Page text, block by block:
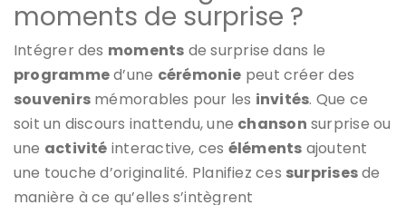
moments de surprise ?
Intégrer des moments de surprise dans le
programmed’une cérémonie peut créer des
souvenirs mémorables pour les invités. Que ce
soit un discours inattendu, une chanson surprise ou
une activité interactive, ces éléments ajoutent
une touche d’originalité. Planifiez ces surprisesde
manière à ce qu’elles s’intègrent